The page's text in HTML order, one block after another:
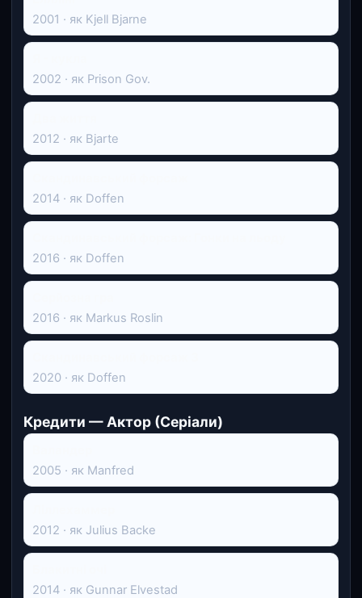
2001 · як Kjell Bjarne
2002 · як Prison Gov.
2012 · як Bjarte
2014 · як Doffen
2016 · як Doffen
2016 · як Markus Roslin
2020 · як Doffen
Кредити — Актор (Серіали)
2005 · як Manfred
2012 · як Julius Backe
2014 · як Gunnar Elvestad